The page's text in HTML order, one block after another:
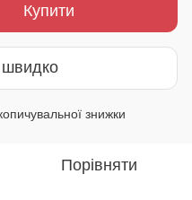
Купити
знижки
Порівняти